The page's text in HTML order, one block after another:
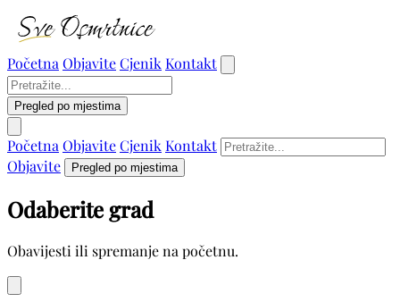
Početna ObjaviteCjenik Kontakt
Pregled po mjestima
Početna ObjaviteCjenik Kontakt
Objavite
Pregled po mjestima
Odaberite grad
Obavijesti ili spremanje na početnu.